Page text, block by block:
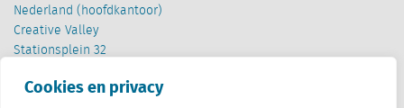
Cookies en privacy
Nederland (hoofdkantoor)
Creative Valley
Stationsplein 32